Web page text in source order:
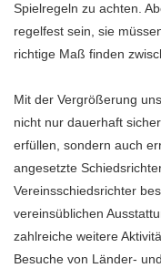
Spielregeln zu achten.
regelfest sein, sie
richtige Maß finden
Mit der Vergrößerung
nicht nur dauerhaft
erfüllen, sondern auch
angesetzte
Vereinsschiedsrichter
vereinsüblichen
zahlreiche weitere
Besuche von Länder-